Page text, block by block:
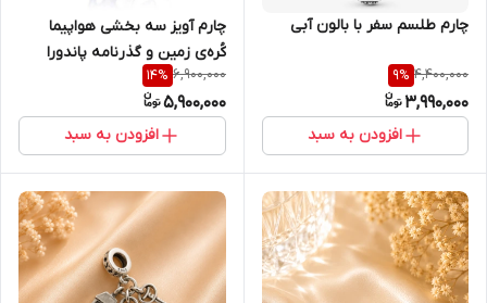
چارم طلسم سفر با بالون آبی
4,400,000
9%
3,990,000
افزودن به سبد
چارم آویز سه بخشی هواپیما
کُره‌ی زمین و گذرنامه پاندورا
6,900,000
14%
5,900,000
افزودن به سبد